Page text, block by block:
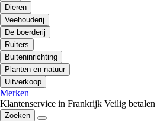
Dieren
Veehouderij
De boerderij
Ruiters
Buiteninrichting
Planten en natuur
Uitverkoop
Merken
Klantenservice in Frankrijk Veilig betalen
Zoeken